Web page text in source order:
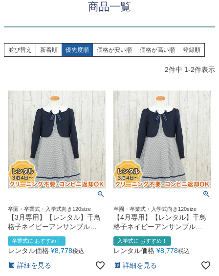
七五三着物 シューズ
アウター レディース
Sale 販売
コスチューム アウター
ジュエリー 音楽雑貨
Recital & Concours Wedding
Graduation & Entrance
卒業式・入学式
Shichi-Go-San
七五三
03 Angel's Closetについて
04
予約・配送・返却・料金
レンタルの流れ
4ステップで簡単
あんしんパック
汚れ・キズ・破損の補償
Buy & Supportご購入・サポート
07 販売・共通のご案内
品質・返品・お手入れ
08 送料・お支払い
送料・決済方法
09 お問い合わせ
電話・メール・LINE
Tsukuba Boutique
〒 茨城県土浦市大町14-16-1F
10:00–18:00（完全予約制）
月曜日
店舗を予約する →
商品一覧
並び替え 新着順 優先度順 価格が安い順 価格が高い順 登録順
2件中 1-2件表示
卒園・卒業式・入学式向き120size
【3月専用】【レンタル】千鳥
格子ネイビーアンサンブル
（CAT889310）【CHOPIN】
120cm
卒業式に おすすめ！
レンタル価格 ¥8,778税込
詳細を見る
卒園・卒業式・入学式向き120size
【4月専用】【レンタル】千鳥
格子ネイビーアンサンブル
（CAT889310）【CHOPIN】
120cm
入学式に おすすめ！
レンタル価格 ¥8,778税込
詳細を見る